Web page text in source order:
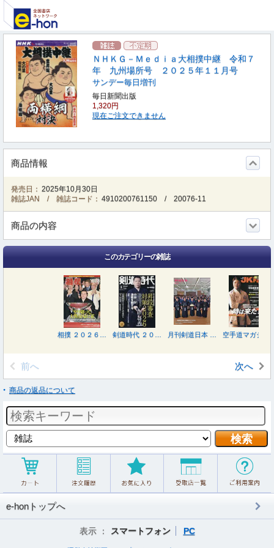
ＮＨＫＧ－Ｍｅｄｉａ大相撲中継 令和７
年 九州場所号 ２０２５年１１月号
サンデー毎日増刊
毎日新聞出版
1,320円
現在ご注文できません
商品情報
発売日： 2025年10月30日
雑誌JAN / 雑誌コード： 4910200761150 /20076-11
商品の内容
このカテゴリーの雑誌
前へ 次へ
商品の返品について
e-honトップへ
表示 ： スマートフォン PC